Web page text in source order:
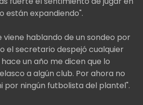
están expandiendo".
viene hablando de un sondeo por
el secretario despejó cualquier
un año me dicen que lo
a algún club. Por ahora no
por ningún futbolista del plantel".